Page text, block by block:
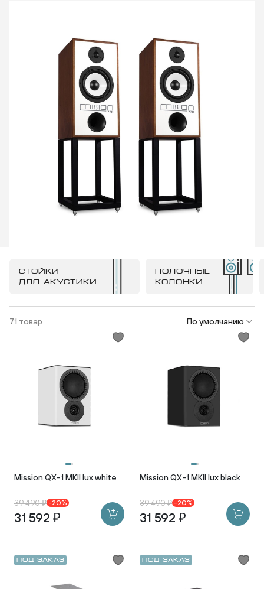
СТОЙКИ
ДЛЯ АКУСТИКИ
ПОЛОЧНЫЕ
КОЛОНКИ
71 товар По умолчанию
Mission QX-1 MKII lux white
39 490 ₽ -20%
31 592 ₽
Mission QX-1 MKII lux black
39 490 ₽ -20%
31 592 ₽
Под заказ Под заказ